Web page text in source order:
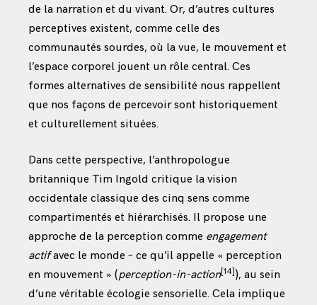
de la narration et du vivant. Or, d’autres cultures
perceptives existent, comme celle des
communautés sourdes, où la vue, le mouvement et
l’espace corporel jouent un rôle central. Ces
formes alternatives de sensibilité nous rappellent
que nos façons de percevoir sont historiquement
et culturellement situées.
Dans cette perspective, l’anthropologue
britannique Tim Ingold critique la vision
occidentale classique des cinq sens comme
compartimentés et hiérarchisés. Il propose une
approche de la perception comme engagement
actifavec le monde – ce qu’il appelle « perception
en mouvement » (perception-in-action[14]), au sein
d’une véritable écologie sensorielle. Cela implique